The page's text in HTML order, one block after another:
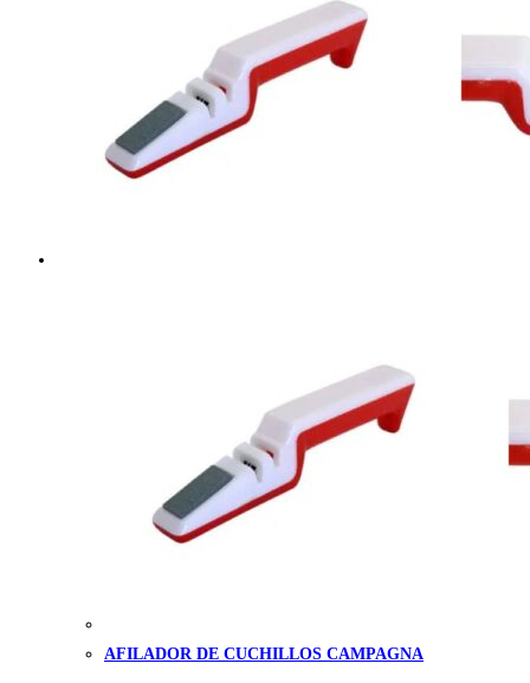
AFILADOR DE CUCHILLOS CAMPAGNA